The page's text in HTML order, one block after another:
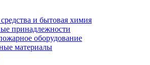
и бытовая химия
принадлежности
оборудование
материалы